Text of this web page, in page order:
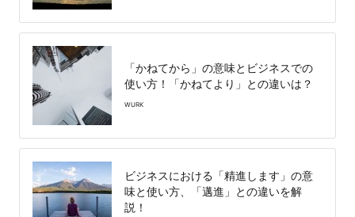
「かねてから」の意味とビジネスでの
使い方！「かねてより」との違いは？
WURK
ビジネスにおける「精進します」の意
味と使い方、「邁進」との違いを解
説！